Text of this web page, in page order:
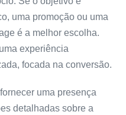
uma promoção ou uma
é a melhor escolha.
experiência
focada na conversão.
uma presença
detalhadas sobre a